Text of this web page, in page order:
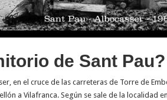
de Sant Pau?
en el cruce de las carreteras de Torre de
a Vilafranca. Según se sale de la localidad en